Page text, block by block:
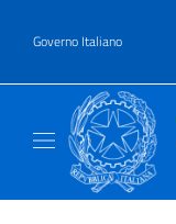
Governo Italiano